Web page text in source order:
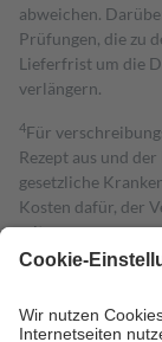
abweichen.
Prüfungen, die zu
Lieferfrist um die
verlängern.
4Für
Rezept aus und
gesetzliche
Kosten dafür, der
mit.
Grundsätzlich
höchstens zehn
Kosten der